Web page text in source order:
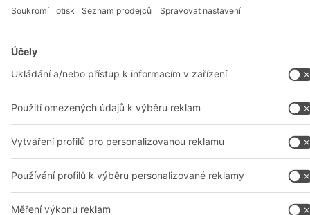
Design & Realizace+ | LOUISINTERNET
Tato nabídka je určena pro průmysl, řemesla, obchod a profese
pro použití při samostatné, odborné nebo obchodní činnosti.
Montážní podmínkyVšeobecné obchodní podmínky
Prohlášení o ochraně osobních údajůPrávní oznámení
Nastavení soukromí